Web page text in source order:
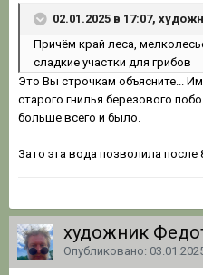
02.01.2025 в 17:07,
Причём край леса,
сладкие участки для грибов
Это Вы строчкам объясните...
старого гнилья березового
больше всего и было.
Зато эта вода позволила
художник
Опубликовано: